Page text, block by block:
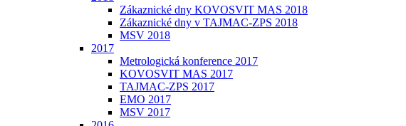
Zákaznické dny KOVOSVIT MAS 2018
Zákaznické dny v TAJMAC-ZPS 2018
MSV 2018
2017
Metrologická konference 2017
KOVOSVIT MAS 2017
TAJMAC-ZPS 2017
EMO 2017
MSV 2017